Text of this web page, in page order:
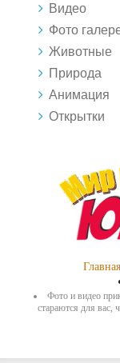
Видео
Фото
Животные
Природа
Анимация
Открытки
Главная
Фото и видео
стараются для вас,